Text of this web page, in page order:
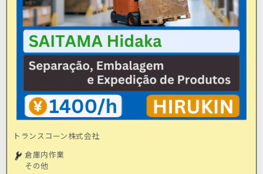
トランスコーン株式会社
倉庫内作業
その他